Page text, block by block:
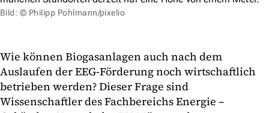
Bild: © Philipp Pohlmann/pixelio
Wie können Biogasanlagen auch nach dem
Auslaufen der EEG-Förderung noch wirtschaftlich
betrieben werden? Dieser Frage sind
Wissenschaftler des Fachbereichs Energie –